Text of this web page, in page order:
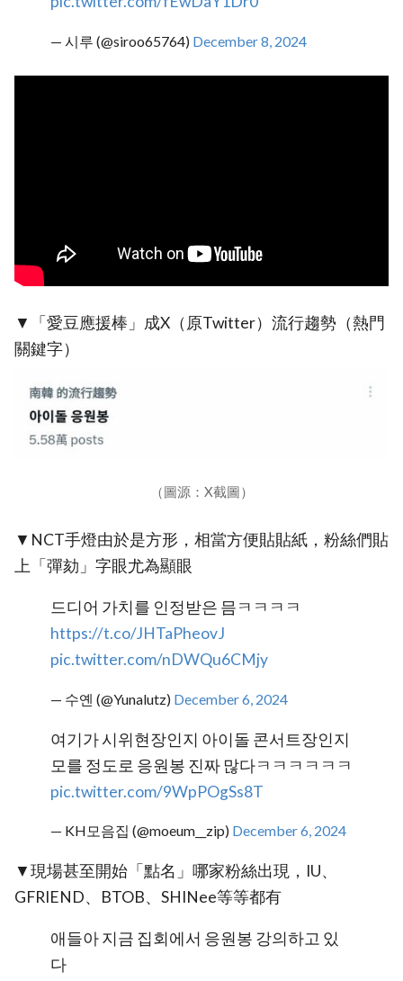
— 시루 (@siroo65764) December 8, 2024
▼「愛豆應援棒」成X（原Twitter）流行趨勢（熱門
關鍵字）
（圖源：X截圖）
▼NCT手燈由於是方形，相當方便貼貼紙，粉絲們貼
上「彈劾」字眼尤為顯眼
드디어 가치를 인정받은 믐ㅋㅋㅋㅋ
https://t.co/JHTaPheovJ
pic.twitter.com/nDWQu6CMjy
— 수옌 (@Yunalutz) December 6, 2024
여기가 시위현장인지 아이돌 콘서트장인지
모를 정도로 응원봉 진짜 많다ㅋㅋㅋㅋㅋㅋ
pic.twitter.com/9WpPOgSs8T
— KH모음집 (@moeum__zip) December 6, 2024
▼現場甚至開始「點名」哪家粉絲出現，IU、
GFRIEND、BTOB、SHINee等等都有
애들아 지금 집회에서 응원봉 강의하고 있
다